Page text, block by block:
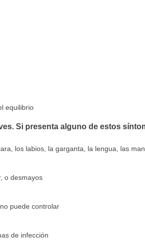
equilibrio
Si presenta alguno de estos
los labios, la garganta, la lengua, las
o desmayos
puede controlar
de infección